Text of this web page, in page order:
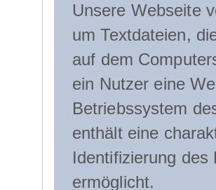
Unsere Webseite
um Textdateien,
auf dem
ein Nutzer eine
Betriebssystem
enthält eine
Identifizierung
ermöglicht.